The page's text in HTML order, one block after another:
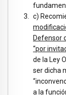
c)
Defensor
“por
de la Ley
ser dicha
a la